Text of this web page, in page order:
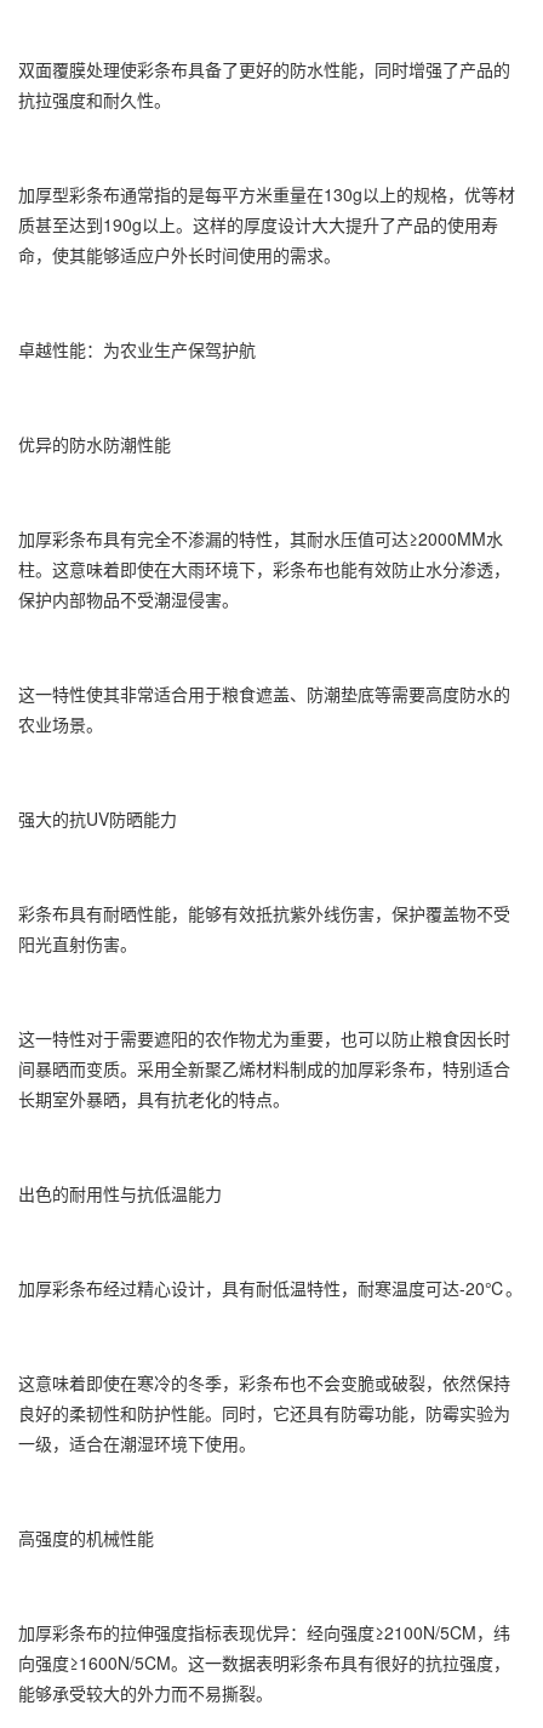
双面覆膜处理使彩条布具备了更好的防水性能，同时增强了产品的
抗拉强度和耐久性。
加厚型彩条布通常指的是每平方米重量在130g以上的规格，优等材
质甚至达到190g以上。这样的厚度设计大大提升了产品的使用寿
命，使其能够适应户外长时间使用的需求。
卓越性能：为农业生产保驾护航
优异的防水防潮性能
加厚彩条布具有完全不渗漏的特性，其耐水压值可达≥2000MM水
柱。这意味着即使在大雨环境下，彩条布也能有效防止水分渗透，
保护内部物品不受潮湿侵害。
这一特性使其非常适合用于粮食遮盖、防潮垫底等需要高度防水的
农业场景。
强大的抗UV防晒能力
彩条布具有耐晒性能，能够有效抵抗紫外线伤害，保护覆盖物不受
阳光直射伤害。
这一特性对于需要遮阳的农作物尤为重要，也可以防止粮食因长时
间暴晒而变质。采用全新聚乙烯材料制成的加厚彩条布，特别适合
长期室外暴晒，具有抗老化的特点。
出色的耐用性与抗低温能力
加厚彩条布经过精心设计，具有耐低温特性，耐寒温度可达-20℃。
这意味着即使在寒冷的冬季，彩条布也不会变脆或破裂，依然保持
良好的柔韧性和防护性能。同时，它还具有防霉功能，防霉实验为
一级，适合在潮湿环境下使用。
高强度的机械性能
加厚彩条布的拉伸强度指标表现优异：经向强度≥2100N/5CM，纬
向强度≥1600N/5CM。这一数据表明彩条布具有很好的抗拉强度，
能够承受较大的外力而不易撕裂。